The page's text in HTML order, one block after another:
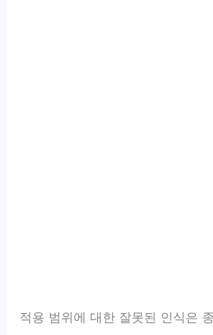
적용 범위에 대한 잘못된 인식은